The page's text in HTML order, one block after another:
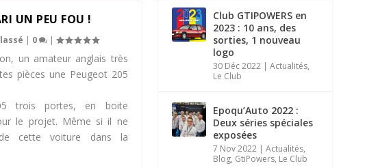
UN PEU FOU !
| 0 |
un amateur anglais très
pièces une Peugeot 205
trois portes, en boite
le projet. Même si il ne
cette voiture dans la
Club GTIPOWERS en
2023 : 10 ans, des
sorties, 1 nouveau
logo
30 Déc 2022| Actualités,
Le Club
Epoqu’Auto 2022 :
Deux séries spéciales
exposées
7 Nov 2022| Actualités,
Blog, GtiPowers, Le Club